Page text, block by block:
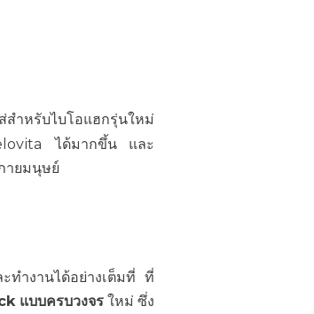
ำหรับไบโอแฮกรุ่นใหม่
ได้มากขึ้น และ
ายมนุษย์
ำงานได้อย่างเต็มที่ ที่
แบบครบวงจรใหม่ ซึ่ง